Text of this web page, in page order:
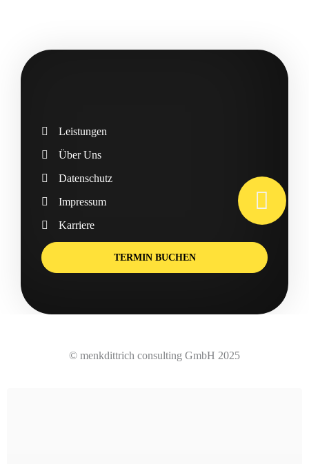
Leistungen
Über Uns
Datenschutz
Impressum
Karriere
TERMIN BUCHEN
© menkdittrich consulting GmbH 2025